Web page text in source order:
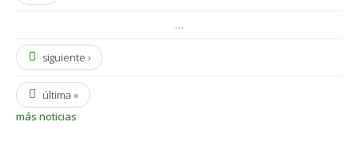
…
siguiente ›
última »
más noticias